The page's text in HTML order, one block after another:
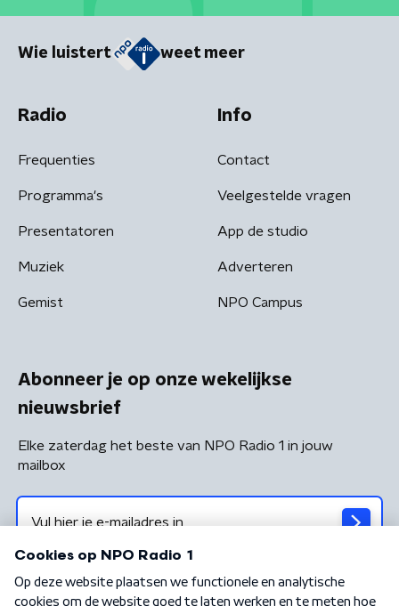
Wie luistert weet meer
Radio
Frequenties
Programma's
Presentatoren
Muziek
Gemist
Info
Contact
Veelgestelde vragen
App de studio
Adverteren
NPO Campus
Abonneer je op onze wekelijkse
nieuwsbrief
Elke zaterdag het beste van NPO Radio 1 in jouw
mailbox